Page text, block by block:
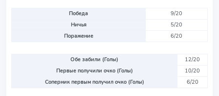
Победа
9/20
Ничья
5/20
Поражение
6/20
Обе забили (Голы)
12/20
Первые получили очко (Голы)
10/20
Соперник первым получил очко (Голы)
6/20